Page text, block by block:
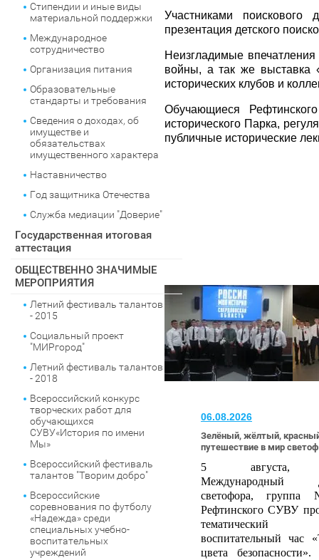
Стипендии и иные виды
материальной поддержки
Международное
сотрудничество
Организация питания
Образовательные
стандарты и требования
Сведения о доходах, об
имуществе и
обязательствах
имущественного характера
Наставничество
Год защитника Отечества
Служба медиации "Доверие"
Государственная итоговая
аттестация
ОБЩЕСТВЕННО ЗНАЧИМЫЕ
МЕРОПРИЯТИЯ
Летний фестиваль талантов
- 2015
Социальный проект
"МИРгород"
Летний фестиваль талантов
- 2018
Всероссийский конкурс
творческих работ для
обучающихся
СУВУ«История по имени
Мы»
Всероссийский фестиваль
талантов "Творим добро"
Всероссийские
соревнования по футболу
«Надежда» среди
специальных учебно-
воспитательных
учреждений
Участниками
презентация детского
Неизгладимые
войны, а так же выставка
исторических клубов и
Обучающиеся
исторического Парка,
публичные исторические
06.08.2026
Зелёный, жёлтый,
путешествие в мир
5
Международный
светофора,
Рефтинского СУВУ
тематический
воспитательный час
цвета безопасности».